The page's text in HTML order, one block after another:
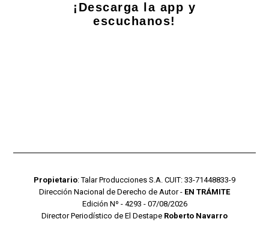
¡Descarga la app y
escuchanos!
Propietario: Talar Producciones S.A. CUIT: 33-71448833-9
Dirección Nacional de Derecho de Autor - EN TRÁMITE
Edición Nº - 4293 - 07/08/2026
Director Periodístico de El Destape Roberto Navarro